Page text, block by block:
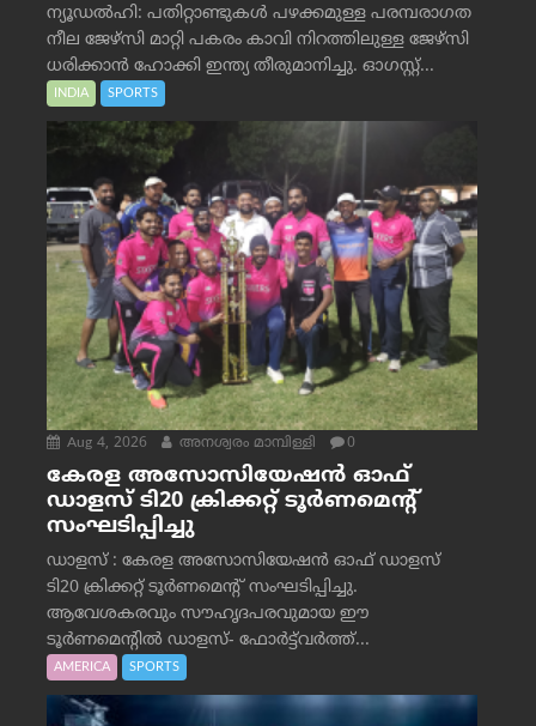
ന്യൂഡൽഹി: പതിറ്റാണ്ടുകൾ പഴക്കമുള്ള പരമ്പരാഗത
നീല ജേഴ്‌സി മാറ്റി പകരം കാവി നിറത്തിലുള്ള ജേഴ്‌സി
ധരിക്കാൻ ഹോക്കി ഇന്ത്യ തീരുമാനിച്ചു. ഓഗസ്റ്റ്...
INDIA SPORTS
Aug 4, 2026 അനശ്വരം മാമ്പിള്ളി 0
കേരള അസോസിയേഷൻ ഓഫ്
ഡാളസ് ടി20 ക്രിക്കറ്റ് ടൂർണമെന്റ്
സംഘടിപ്പിച്ചു
ഡാളസ് : കേരള അസോസിയേഷൻ ഓഫ് ഡാളസ്
ടി20 ക്രിക്കറ്റ് ടൂർണമെന്റ് സംഘടിപ്പിച്ചു.
ആവേശകരവും സൗഹൃദപരവുമായ ഈ
ടൂർണമെന്റിൽ ഡാളസ്- ഫോർട്ട്‌വര്‍ത്ത്...
AMERICA SPORTS